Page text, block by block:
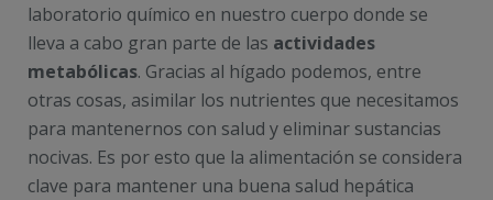
laboratorio químico en nuestro cuerpo donde se
lleva a cabo gran parte de las actividades
metabólicas. Gracias al hígado podemos, entre
otras cosas, asimilar los nutrientes que necesitamos
para mantenernos con salud y eliminar sustancias
nocivas. Es por esto que la alimentación se considera
clave para mantener una buena salud hepática